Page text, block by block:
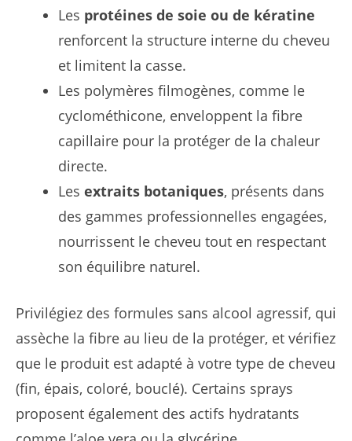
Les protéines de soie ou de kératine
renforcent la structure interne du cheveu
et limitent la casse.
Les polymères filmogènes, comme le
cyclométhicone, enveloppent la fibre
capillaire pour la protéger de la chaleur
directe.
Les extraits botaniques, présents dans
des gammes professionnelles engagées,
nourrissent le cheveu tout en respectant
son équilibre naturel.
Privilégiez des formules sans alcool agressif, qui
assèche la fibre au lieu de la protéger, et vérifiez
que le produit est adapté à votre type de cheveu
(fin, épais, coloré, bouclé). Certains sprays
proposent également des actifs hydratants